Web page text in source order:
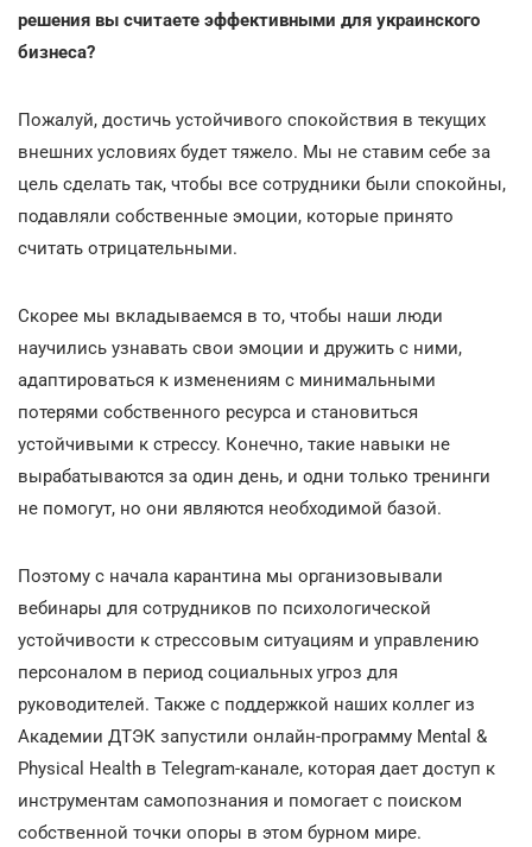
решения вы считаете эффективными для украинского
бизнеса?
Пожалуй, достичь устойчивого спокойствия в текущих
внешних условиях будет тяжело. Мы не ставим себе за
цель сделать так, чтобы все сотрудники были спокойны,
подавляли собственные эмоции, которые принято
считать отрицательными.
Скорее мы вкладываемся в то, чтобы наши люди
научились узнавать свои эмоции и дружить с ними,
адаптироваться к изменениям с минимальными
потерями собственного ресурса и становиться
устойчивыми к стрессу. Конечно, такие навыки не
вырабатываются за один день, и одни только тренинги
не помогут, но они являются необходимой базой.
Поэтому с начала карантина мы организовывали
вебинары для сотрудников по психологической
устойчивости к стрессовым ситуациям и управлению
персоналом в период социальных угроз для
руководителей. Также с поддержкой наших коллег из
Академии ДТЭК запустили онлайн-программу Mental &
Physical Health в Telegram-канале, которая дает доступ к
инструментам самопознания и помогает с поиском
собственной точки опоры в этом бурном мире.